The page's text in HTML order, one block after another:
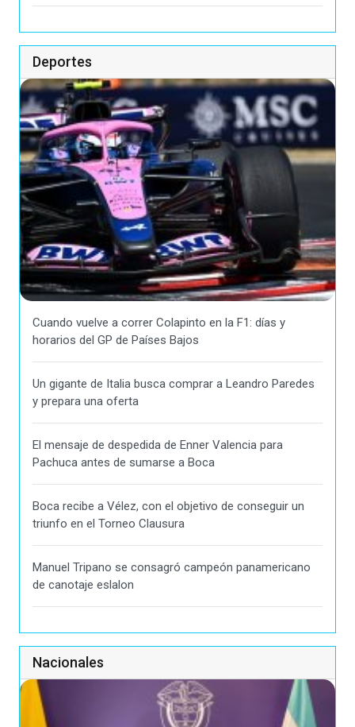
Deportes
Cuando vuelve a correr Colapinto en la F1: días y
horarios del GP de Países Bajos
Un gigante de Italia busca comprar a Leandro Paredes
y prepara una oferta
El mensaje de despedida de Enner Valencia para
Pachuca antes de sumarse a Boca
Boca recibe a Vélez, con el objetivo de conseguir un
triunfo en el Torneo Clausura
Manuel Tripano se consagró campeón panamericano
de canotaje eslalon
Nacionales